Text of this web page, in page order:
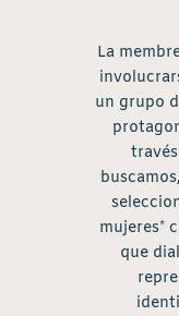
La
un grupo
mujeres*
que